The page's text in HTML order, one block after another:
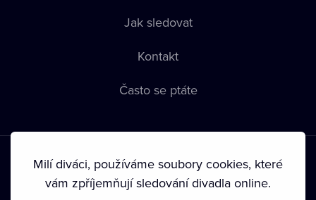
Jak sledovat
Kontakt
Často se ptáte
Milí diváci, používáme soubory cookies, které
vám zpříjemňují sledování divadla online.